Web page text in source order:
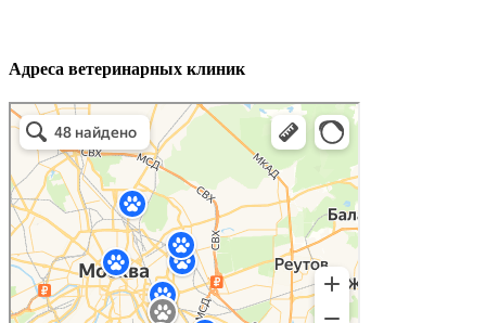
Адреса ветеринарных клиник